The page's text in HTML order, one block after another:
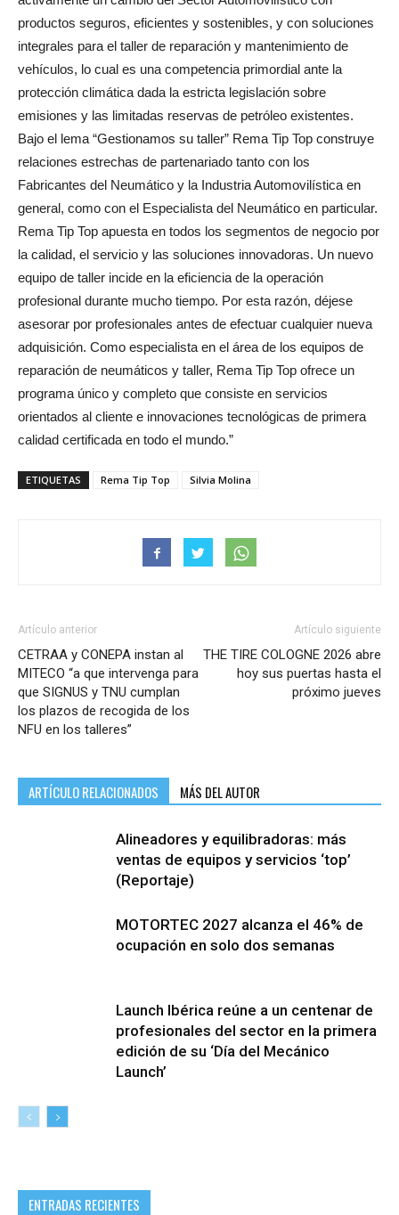
productos seguros, eficientes y sostenibles, y con soluciones
integrales para el taller de reparación y mantenimiento de
vehículos, lo cual es una competencia primordial ante la
protección climática dada la estricta legislación sobre
emisiones y las limitadas reservas de petróleo existentes.
Bajo el lema “Gestionamos su taller” Rema Tip Top construye
relaciones estrechas de partenariado tanto con los
Fabricantes del Neumático y la Industria Automovilística en
general, como con el Especialista del Neumático en particular.
Rema Tip Top apuesta en todos los segmentos de negocio por
la calidad, el servicio y las soluciones innovadoras. Un nuevo
equipo de taller incide en la eficiencia de la operación
profesional durante mucho tiempo. Por esta razón, déjese
asesorar por profesionales antes de efectuar cualquier nueva
adquisición. Como especialista en el área de los equipos de
reparación de neumáticos y taller, Rema Tip Top ofrece un
programa único y completo que consiste en servicios
orientados al cliente e innovaciones tecnológicas de primera
calidad certificada en todo el mundo.”
ETIQUETAS Rema Tip Top Silvia Molina
Artículo anterior
CETRAA y CONEPA instan al
MITECO “a que intervenga para
que SIGNUS y TNU cumplan
los plazos de recogida de los
NFU en los talleres”
Artículo siguiente
THE TIRE COLOGNE 2026 abre
hoy sus puertas hasta el
próximo jueves
ARTÍCULO RELACIONADOS MÁS DEL AUTOR
Alineadores y equilibradoras: más
ventas de equipos y servicios ‘top’
(Reportaje)
MOTORTEC 2027 alcanza el 46% de
ocupación en solo dos semanas
Launch Ibérica reúne a un centenar de
profesionales del sector en la primera
edición de su ‘Día del Mecánico
Launch’
ENTRADAS RECIENTES